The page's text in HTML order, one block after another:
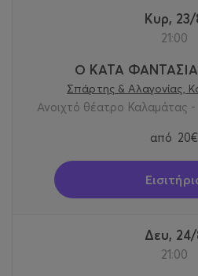
Κυρ,
21:00
Ο ΚΑΤΑ
Σπάρτης & Αλαγονίας,
Ανοιχτό θέατρο Καλαμάτας
από 20€
Δευ,
21:00